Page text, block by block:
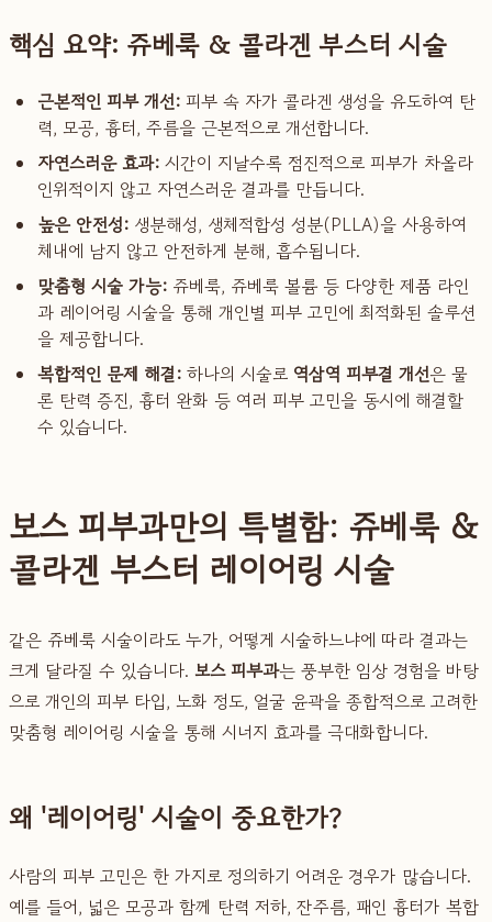
핵심 요약: 쥬베룩 & 콜라겐 부스터 시술
근본적인 피부 개선: 피부 속 자가 콜라겐 생성을 유도하여 탄
력, 모공, 흉터, 주름을 근본적으로 개선합니다.
자연스러운 효과: 시간이 지날수록 점진적으로 피부가 차올라
인위적이지 않고 자연스러운 결과를 만듭니다.
높은 안전성: 생분해성, 생체적합성 성분(PLLA)을 사용하여
체내에 남지 않고 안전하게 분해, 흡수됩니다.
맞춤형 시술 가능: 쥬베룩, 쥬베룩 볼륨 등 다양한 제품 라인
과 레이어링 시술을 통해 개인별 피부 고민에 최적화된 솔루션
을 제공합니다.
복합적인 문제 해결: 하나의 시술로 역삼역 피부결 개선은 물
론 탄력 증진, 흉터 완화 등 여러 피부 고민을 동시에 해결할
수 있습니다.
보스 피부과만의 특별함: 쥬베룩 &
콜라겐 부스터 레이어링 시술
같은 쥬베룩 시술이라도 누가, 어떻게 시술하느냐에 따라 결과는
크게 달라질 수 있습니다. 보스 피부과는 풍부한 임상 경험을 바탕
으로 개인의 피부 타입, 노화 정도, 얼굴 윤곽을 종합적으로 고려한
맞춤형 레이어링 시술을 통해 시너지 효과를 극대화합니다.
왜 '레이어링' 시술이 중요한가?
사람의 피부 고민은 한 가지로 정의하기 어려운 경우가 많습니다.
예를 들어, 넓은 모공과 함께 탄력 저하, 잔주름, 패인 흉터가 복합